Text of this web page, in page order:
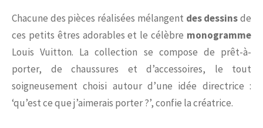
Chacune des pièces réalisées mélangent des dessinsde
ces petits êtres adorables et le célèbre monogramme
Louis Vuitton. La collection se compose de prêt-à-
porter, de chaussures et d’accessoires, le tout
soigneusement choisi autour d’une idée directrice :
‘qu’est ce que j’aimerais porter ?’, confie la créatrice.